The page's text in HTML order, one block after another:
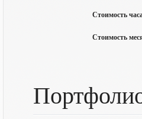
Стоимость
Стоимость